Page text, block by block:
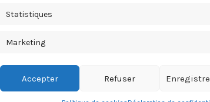
Statistiques
Marketing
Accepter Refuser